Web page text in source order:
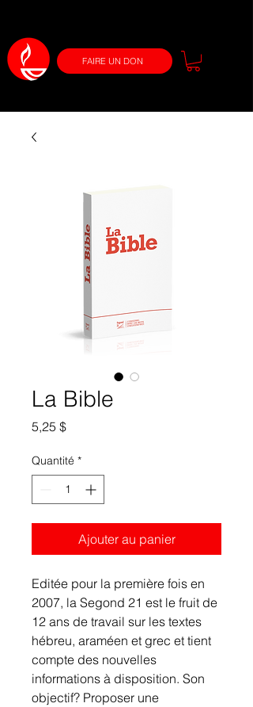
FAIRE UN DON
La Bible
5,25 $Prix
Quantité *
Ajouter au panier
Editée pour la première fois en
2007, la Segond 21 est le fruit de
12 ans de travail sur les textes
hébreu, araméen et grec et tient
compte des nouvelles
informations à disposition. Son
objectif? Proposer une